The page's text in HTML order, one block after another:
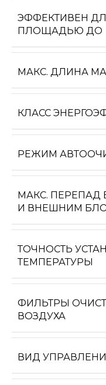
ЭФФЕКТИВЕН
ПЛОЩАДЬЮ ДО
МАКС. ДЛИНА
КЛАСС
РЕЖИМ
МАКС. ПЕРЕПАД
И ВНЕШНИМ
ТОЧНОСТЬ
ТЕМПЕРАТУРЫ
ФИЛЬТРЫ
ВОЗДУХА
ВИД